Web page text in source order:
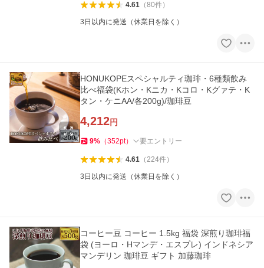
4.61（80件）
3日以内に発送（休業日を除く）
HONUKOPEスペシャルティ珈琲・6種類飲み
比べ福袋(Kホン・Kニカ・Kコロ・Kグァテ・K
タン・ケニAA/各200g)/珈琲豆
4,212円
9% （352pt） 要エントリー
4.61（224件）
3日以内に発送（休業日を除く）
コーヒー豆 コーヒー 1.5kg 福袋 深煎り珈琲福
袋 (ヨーロ・Hマンデ・エスプレ) インドネシア
マンデリン 珈琲豆 ギフト 加藤珈琲